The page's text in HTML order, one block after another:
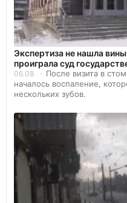
Экспертиза не нашла
проиграла суд
06.08
После визита в
началось воспаление,
нескольких зубов.